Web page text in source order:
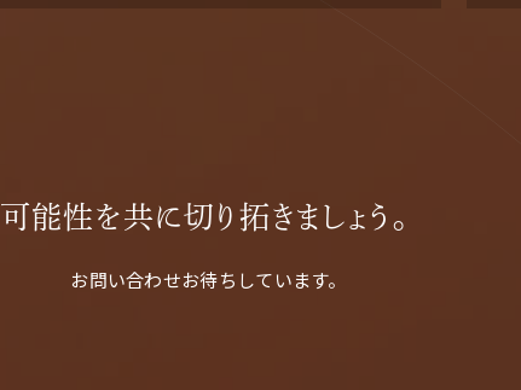
可能性を共に切り拓きましょう。
お問い合わせお待ちしています。